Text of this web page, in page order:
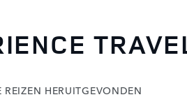
HERUITGEVONDEN